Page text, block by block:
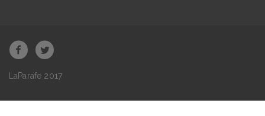
LaParafe 2017